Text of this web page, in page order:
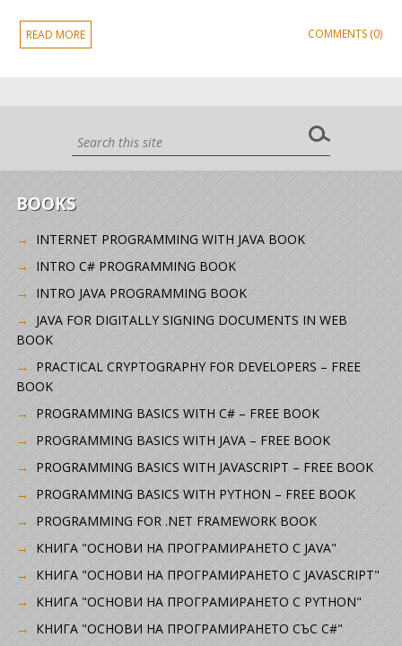
READ MORE COMMENTS (0)
BOOKS
INTERNET PROGRAMMING WITH JAVA BOOK
INTRO C# PROGRAMMING BOOK
INTRO JAVA PROGRAMMING BOOK
JAVA FOR DIGITALLY SIGNING DOCUMENTS IN WEB
BOOK
PRACTICAL CRYPTOGRAPHY FOR DEVELOPERS – FREE
BOOK
PROGRAMMING BASICS WITH C# – FREE BOOK
PROGRAMMING BASICS WITH JAVA – FREE BOOK
PROGRAMMING BASICS WITH JAVASCRIPT – FREE BOOK
PROGRAMMING BASICS WITH PYTHON – FREE BOOK
PROGRAMMING FOR .NET FRAMEWORK BOOK
КНИГА "ОСНОВИ НА ПРОГРАМИРАНЕТО С JAVA"
КНИГА "ОСНОВИ НА ПРОГРАМИРАНЕТО С JAVASCRIPT"
КНИГА "ОСНОВИ НА ПРОГРАМИРАНЕТО С PYTHON"
КНИГА "ОСНОВИ НА ПРОГРАМИРАНЕТО СЪС C#"